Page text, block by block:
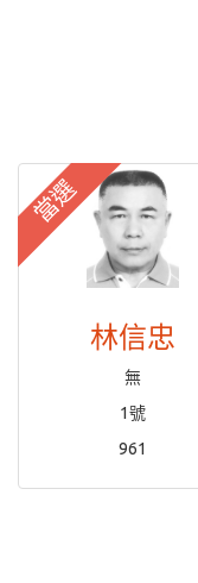
當選
林信忠
無
1號
961